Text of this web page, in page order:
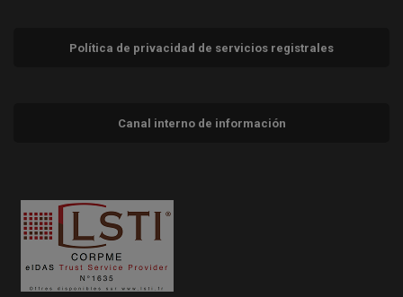
Política de privacidad de servicios registrales
Canal interno de información